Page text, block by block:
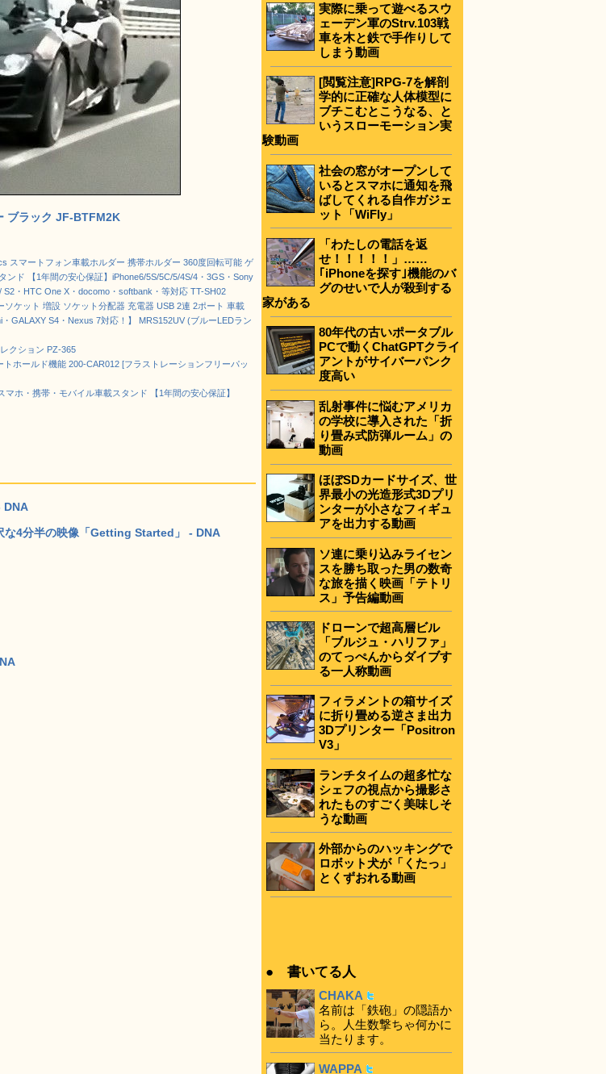
ブラック JF-BTFM2K
スマートフォン車載ホルダー 携帯ホルダー 360度回転可能 ゲ
ンド 【1年間の安心保証】iPhone6/5S/5C/5/4S/4・3GS・Sony
・HTC One X・docomo・softbank・等対応 TT-SH02
ケット 増設 ソケット分配器 充電器 USB 2連 2ポート 車載
GALAXY S4・Nexus 7対応！】 MRS152UV (ブルーLEDラン
クション PZ-365
ホールド機能 200-CAR012 [フラストレーションフリーパッ
ホ・携帯・モバイル車載スタンド 【1年間の安心保証】
DNA
な4分半の映像「Getting Started」 - DNA
実際に乗って遊べるスウ
ェーデン軍のStrv.103戦
車を木と鉄で手作りして
しまう動画
[閲覧注意]RPG-7を解剖
学的に正確な人体模型に
ブチこむとこうなる、と
いうスローモーション実
験動画
社会の窓がオープンして
いるとスマホに通知を飛
ばしてくれる自作ガジェ
ット「WiFly」
「わたしの電話を返
せ！！！！！」……
｢iPhoneを探す｣機能のバ
グのせいで人が殺到する
家がある
80年代の古いポータブル
PCで動くChatGPTクライ
アントがサイバーパンク
度高い
乱射事件に悩むアメリカ
の学校に導入された「折
り畳み式防弾ルーム」の
動画
ほぼSDカードサイズ、世
界最小の光造形式3Dプリ
ンターが小さなフィギュ
アを出力する動画
ソ連に乗り込みライセン
スを勝ち取った男の数奇
な旅を描く映画「テトリ
ス」予告編動画
ドローンで超高層ビル
「ブルジュ・ハリファ」
のてっぺんからダイブす
る一人称動画
フィラメントの箱サイズ
に折り畳める逆さま出力
3Dプリンター「Positron
V3」
ランチタイムの超多忙な
シェフの視点から撮影さ
れたものすごく美味しそ
うな動画
外部からのハッキングで
ロボット犬が「くたっ」
とくずおれる動画
● 書いてる人
CHAKA
名前は「鉄砲」の隠語か
ら。人生数撃ちゃ何かに
当たります。
WAPPA